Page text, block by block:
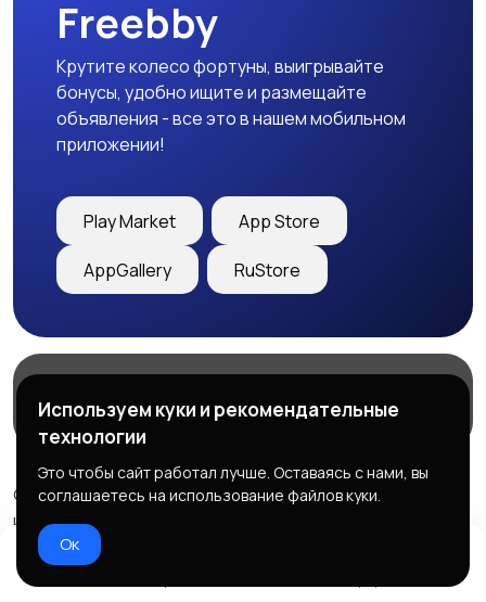
Freebby
Крутите колесо фортуны, выигрывайте
бонусы, удобно ищите и размещайте
объявления - все это в нашем мобильном
приложении!
Play Market App Store
AppGallery RuStore
Служба поддержки
© 2026 Freebby - Сервис бесплатных объявлений ДНР
и ЛНР
Правила сервиса
Используем куки и рекомендательные
технологии
Это чтобы сайт работал лучше. Оставаясь с нами, вы
соглашаетесь на использование файлов куки.
Ок